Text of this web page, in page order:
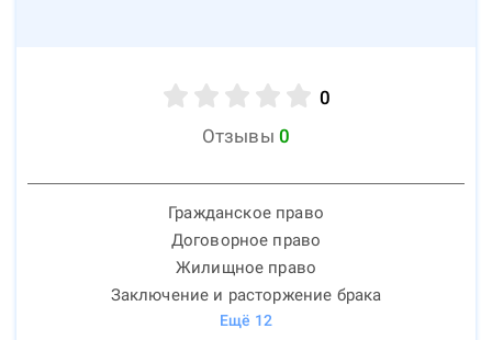
0
Отзывы 0
Гражданское право
Договорное право
Жилищное право
Заключение и расторжение брака
Ещё 12